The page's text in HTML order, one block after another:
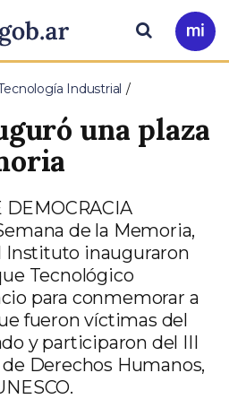
Ir
a
Buscar
Industrial
una plaza
DEMOCRACIA
de la Memoria,
Instituto inauguraron
Tecnológico
para conmemorar a
fueron víctimas del
y participaron del III
Derechos Humanos,